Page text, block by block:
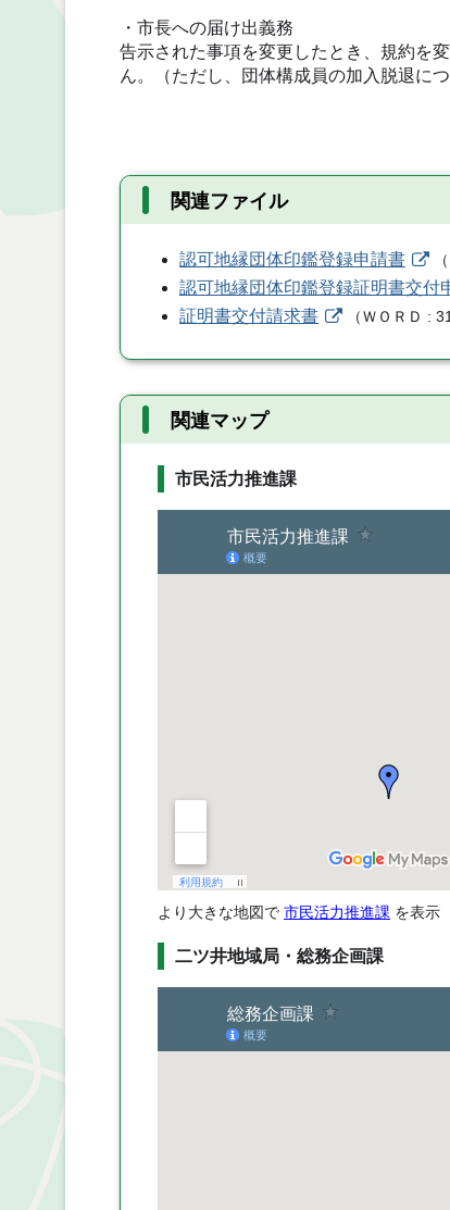
・市長への届け出義務
告示された事項を変更したとき、規約を
ん。（ただし、団体構成員の加入脱退に
関連ファイル
認可地縁団体印鑑登録申請書 （
認可地縁団体印鑑登録証明書交付
証明書交付請求書 （ＷＯＲＤ
関連マップ
市民活力推進課
より大きな地図で 市民活力推進課 を表示
二ツ井地域局・総務企画課